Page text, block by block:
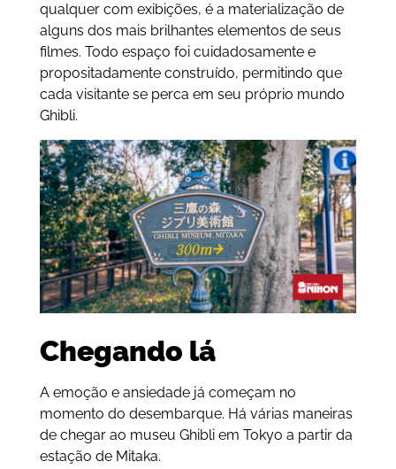
qualquer com exibições, é a materialização de
alguns dos mais brilhantes elementos de seus
filmes. Todo espaço foi cuidadosamente e
propositadamente construído, permitindo que
cada visitante se perca em seu próprio mundo
Ghibli.
Chegando lá
A emoção e ansiedade já começam no
momento do desembarque. Há várias maneiras
de chegar ao museu Ghibli em Tokyo a partir da
estação de Mitaka.